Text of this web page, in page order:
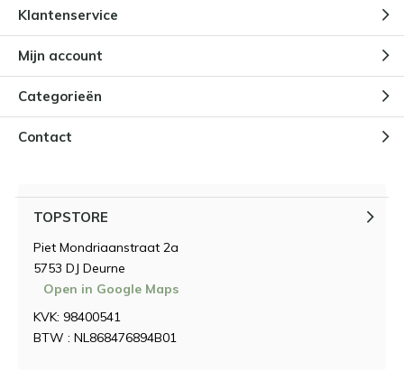
Klantenservice
Mijn account
Categorieën
Contact
TOPSTORE
Piet Mondriaanstraat 2a
5753 DJ Deurne
Open in Google Maps
KVK: 98400541
BTW : NL868476894B01